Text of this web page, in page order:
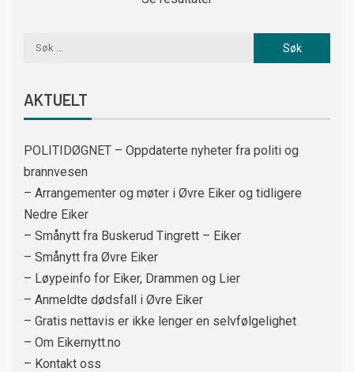
AKTUELT
POLITIDØGNET – Oppdaterte nyheter fra politi og
brannvesen
– Arrangementer og møter i Øvre Eiker og tidligere
Nedre Eiker
– Smånytt fra Buskerud Tingrett – Eiker
– Smånytt fra Øvre Eiker
– Løypeinfo for Eiker, Drammen og Lier
– Anmeldte dødsfall i Øvre Eiker
– Gratis nettavis er ikke lenger en selvfølgelighet
– Om Eikernytt.no
– Kontakt oss